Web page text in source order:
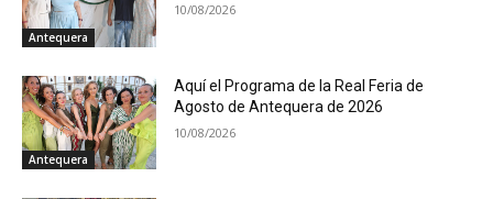
Antequera
10/08/2026
Antequera
Aquí el Programa de la Real Feria de
Agosto de Antequera de 2026
10/08/2026